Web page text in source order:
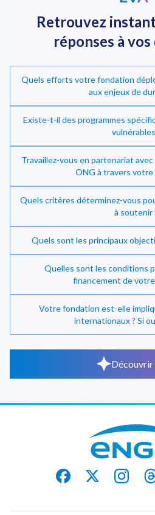
Investir dans la transition
Retrouvez
réponses à
Quels efforts votre fondation
aux enjeux de
Existe-t-il des programmes
Travaillez-vous en partenariat
ONG à travers votre
Quels critères déterminez-vous
à soutenir
Quels sont les principaux
Quelles sont les conditions
financement de
Votre fondation est-elle
internationaux ? Si
Découvrir